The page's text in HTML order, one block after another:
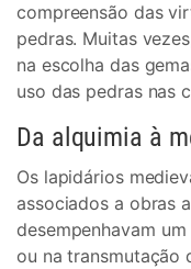
compreensão das
pedras. Muitas
na escolha das
uso das pedras nas
Da alquimia à
Os lapidários
associados a obras
desempenhavam
ou na transmutação